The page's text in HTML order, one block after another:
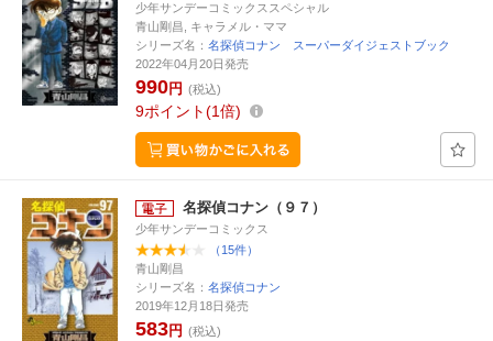
少年サンデーコミックススペシャル
青山剛昌, キャラメル・ママ
シリーズ名： 名探偵コナン スーパーダイジェストブック
2022年04月20日発売
990円 (税込)
9ポイント 1倍
名探偵コナン（９７）
少年サンデーコミックス
（15件）
青山剛昌
シリーズ名： 名探偵コナン
2019年12月18日発売
583円 (税込)